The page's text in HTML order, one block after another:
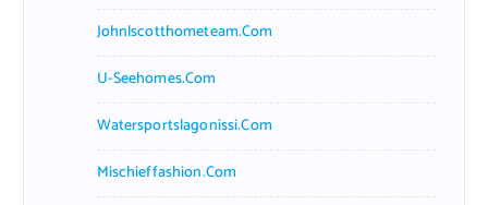
Johnlscotthometeam.com
U-Seehomes.com
Watersportslagonissi.com
Mischieffashion.com